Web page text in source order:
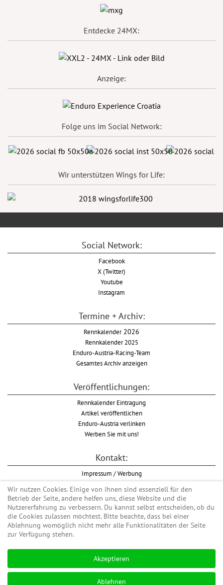
Entdecke 24MX:
Anzeige:
Folge uns im Social Network:
Wir unterstützen Wings for Life:
Social Network:
Facebook
X (Twitter)
Youtube
Instagram
Termine + Archiv:
Rennkalender2026
Rennkalender 2025
Enduro-Austria-Racing-Team
Gesamtes Archiv anzeigen
Veröffentlichungen:
Rennkalender Eintragung
Artikel veröffentlichen
Enduro-Austria verlinken
Werben Sie mit uns!
Kontakt:
Impressum / Werbung
Datenschutzinformation
Informationspflicht WKO
AGB
Begriff "Enduro" auf Wikipedia
#enduroaustria, #wirlebenenduro #enduroaustriaracingteam
Enduro-Austria, Enduro, Endurosport, Endurocross, Endurotraining, Endurotouren,
Endurorennen, Hardenduro, Extreme Enduro
Wir nutzen Cookies. Einige von ihnen sind essenziell für den
Betrieb der Seite, andere helfen uns, diese Website und die
Nutzererfahrung zu verbessern. Du kannst selbst entscheiden, ob du
die Cookies zulassen möchtest. Bitte beachte, dass bei einer
Ablehnung womöglich nicht mehr alle Funktionalitäten der Seite
zur Verfügung stehen.
Akzeptieren
Ablehnen